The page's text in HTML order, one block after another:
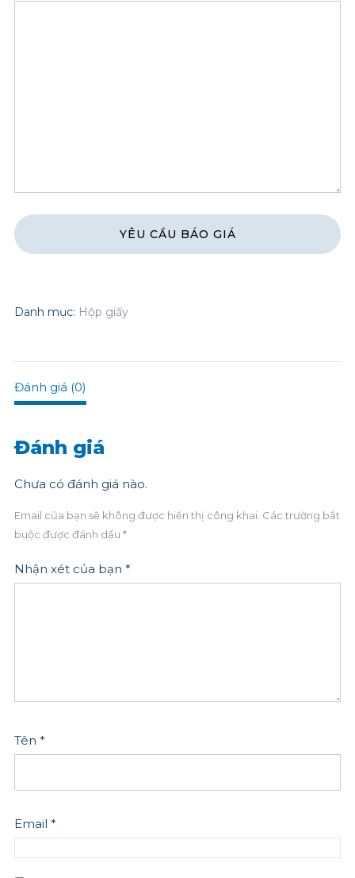
Danh mục: Hộp giấy
Đánh giá (0)
Đánh giá
Chưa có đánh giá nào.
Email của bạn sẽ không được hiển thị công khai. Các trường bắt
buộc được đánh dấu *
Nhận xét của bạn *
Tên *
Email *